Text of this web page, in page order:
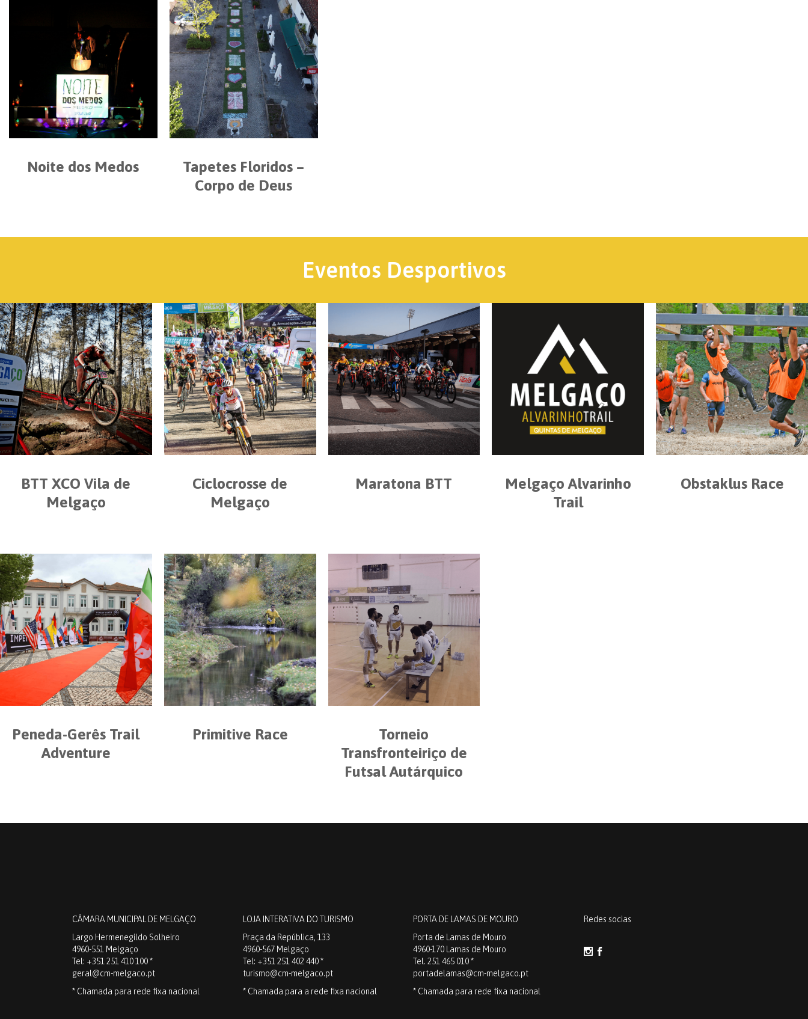
Noite dos Medos
Tapetes Floridos –
Corpo de Deus
Eventos Desportivos
BTT XCO Vila de
Melgaço
Ciclocrosse de
Melgaço
Maratona BTT
Melgaço Alvarinho
Trail
Obstaklus Race
Peneda-Gerês Trail
Adventure
Primitive Race
Torneio
Transfronteiriço de
Futsal Autárquico
CÂMARA MUNICIPAL DE MELGAÇO
Largo Hermenegildo Solheiro
4960-551 Melgaço
Tel: +351 251 410 100 *
geral@cm-melgaco.pt
* Chamada para rede fixa nacional
LOJA INTERATIVA DO TURISMO
Praça da República, 133
4960-567 Melgaço
Tel: +351 251 402 440 *
turismo@cm-melgaco.pt
* Chamada para a rede fixa nacional
PORTA DE LAMAS DE MOURO
Porta de Lamas de Mouro
4960-170 Lamas de Mouro
Tel. 251 465 010 *
portadelamas@cm-melgaco.pt
* Chamada para rede fixa nacional
Redes socias